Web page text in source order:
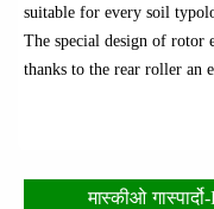
suitable for every soil
The special design of rotor
thanks to the rear roller an
मास्कीओ